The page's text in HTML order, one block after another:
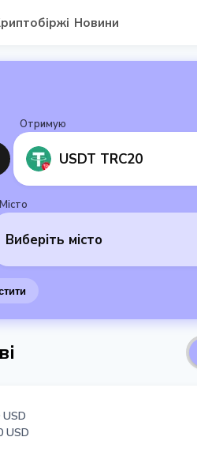
Новини
Отримую
USDT TRC20
Місто
Виберіть місто
USD